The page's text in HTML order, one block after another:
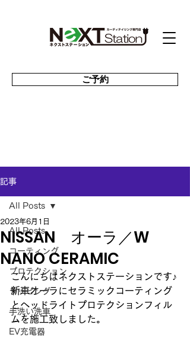
ご予約
記事
All Posts
コーティング
プロテクション
ラッピング
手洗い洗車
EV充電器
All Posts
NISSAN オーラ／W
NANO CERAMIC
2023年6月1日
こんにちはネクストステーションです♪
新車オーラにセラミックコーティング
とヘッドライトプロテクションフィル
ムを施工致しました。